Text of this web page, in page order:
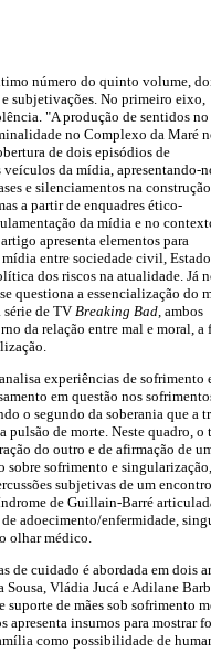
número do quinto volume,
subjetivações. No primeiro eixo,
"A produção de sentidos no
no Complexo da Maré
de dois episódios de
da mídia, apresentando-
e silenciamentos na construção
a partir de enquadres ético-
da mídia e no
apresenta elementos para
mídia entre sociedade civil,
dos riscos na atualidade. Já
questiona a essencialização do
série de TV Breaking Bad , ambos
da relação entre mal e moral, a
experiências de sofrimento
em questão nos
o segundo da soberania que a
pulsão de morte. Neste quadro,
do outro e de afirmação de
sofrimento e
subjetivas de um
de Guillain-Barré
adoecimento/enfermidade,
olhar médico.
de cuidado é abordada em dois
Vládia Jucá e Adilane
suporte de mães sob sofrimento
insumos para mostrar
como possibilidade de